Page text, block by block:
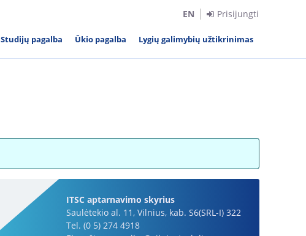
EN Prisijungti
Studijų pagalba Ūkio pagalba Lygių galimybių užtikrinimas
ITSC aptarnavimo skyrius
Saulėtekio al. 11, Vilnius, kab. S6(SRL-I) 322
Tel. (0 5) 274 4918